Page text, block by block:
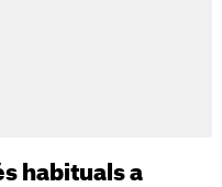
habituals a